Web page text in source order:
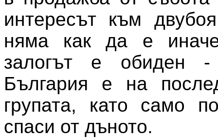
интересът към
няма как да е
залогът е обиден
България е на
групата, като само
спаси от дъното.